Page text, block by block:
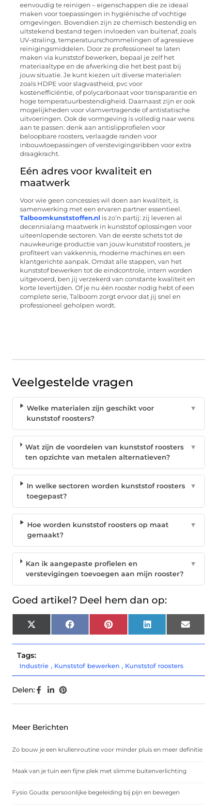
eenvoudig te reinigen – eigenschappen die ze ideaal
maken voor toepassingen in hygiënische of vochtige
omgevingen. Bovendien zijn ze chemisch bestendig en
uitstekend bestand tegen invloeden van buitenaf, zoals
UV-straling, temperatuurschommelingen of agressieve
reinigingsmiddelen. Door ze professioneel te laten
maken via kunststof bewerken, bepaal je zelf het
materiaaltype en de afwerking die het best past bij
jouw situatie. Je kunt kiezen uit diverse materialen
zoals HDPE voor slagvastheid, pvc voor
kostenefficiëntie, of polycarbonaat voor transparantie en
hoge temperatuurbestendigheid. Daarnaast zijn er ook
mogelijkheden voor vlamvertragende of antistatische
uitvoeringen. Ook de vormgeving is volledig naar wens
aan te passen: denk aan antislipprofielen voor
beloopbare roosters, verlaagde randen voor
inbouwtoepassingen of verstevigingsribben voor extra
draagkracht.
Eén adres voor kwaliteit en
maatwerk
Voor wie geen concessies wil doen aan kwaliteit, is
samenwerking met een ervaren partner essentieel.
Talboomkunststoffen.nl is zo’n partij: zij leveren al
decennialang maatwerk in kunststof oplossingen voor
uiteenlopende sectoren. Van de eerste schets tot de
nauwkeurige productie van jouw kunststof roosters, je
profiteert van vakkennis, moderne machines en een
klantgerichte aanpak. Omdat alle stappen, van het
kunststof bewerken tot de eindcontrole, intern worden
uitgevoerd, ben jij verzekerd van constante kwaliteit en
korte levertijden. Of je nu één rooster nodig hebt of een
complete serie, Talboom zorgt ervoor dat jij snel en
professioneel geholpen wordt.
Veelgestelde vragen
Welke materialen zijn geschikt voor
kunststof roosters?
▼
Wat zijn de voordelen van kunststof roosters
ten opzichte van metalen alternatieven?
▼
In welke sectoren worden kunststof roosters
toegepast?
▼
Hoe worden kunststof roosters op maat
gemaakt?
▼
Kan ik aangepaste profielen en
verstevigingen toevoegen aan mijn rooster?
▼
Goed artikel? Deel hem dan op:
X
(Twitter)
Facebook Pinterest LinkedIn Email
Tags:
Industrie , Kunststof bewerken , Kunststof roosters
Delen:
Meer Berichten
Zo bouw je een krullenroutine voor minder pluis en meer definitie
Maak van je tuin een fijne plek met slimme buitenverlichting
Fysio Gouda: persoonlijke begeleiding bij pijn en bewegen